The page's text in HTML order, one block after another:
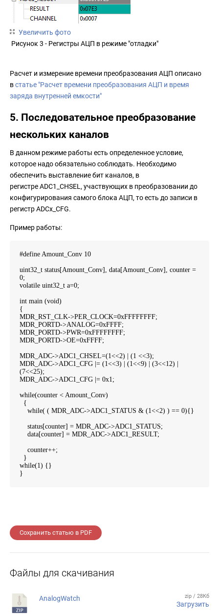
Увеличить фото
Рисунок 3 - Регистры АЦП в режиме "отладки"
Расчет и измерение времени преобразования АЦП описано
встатье "Расчет времени преобразования АЦП и время
заряда внутренней емкости"
5. Последовательное преобразование
нескольких каналов
В данном режиме работы есть определенное условие,
которое надо обязательно соблюдать. Необходимо
обеспечить выставление бит каналов, в
регистре ADC1_CHSEL, участвующих в преобразовании до
конфигурирования самого блока АЦП, то есть до записи в
регистр ADCx_CFG.
Пример работы:
#define Amount_Conv 10
uint32_t status[Amount_Conv], data[Amount_Conv], counter =
0;
volatile uint32_t a=0;
int main (void)
{
MDR_RST_CLK->PER_CLOCK=0xFFFFFFFF;
MDR_PORTD->ANALOG=0xFFFF;
MDR_PORTD->PWR=0xFFFFFFFF;
MDR_PORTD->OE=0xFFFF;
MDR_ADC->ADC1_CHSEL=(1<<2) | (1 <<3);
MDR_ADC->ADC1_CFG |= (1<<3) | (1<<9) | (3<<12) |
(7<<25);
MDR_ADC->ADC1_CFG |= 0x1;
while(counter < Amount_Conv)
{
while( ( MDR_ADC->ADC1_STATUS & (1<<2) ) == 0){}
status[counter] = MDR_ADC->ADC1_STATUS;
data[counter] = MDR_ADC->ADC1_RESULT;
counter++;
}
while(1) {}
}
Сохранить статью в PDF
Файлы для скачивания
AnalogWatch zip / 28Кб
Загрузить